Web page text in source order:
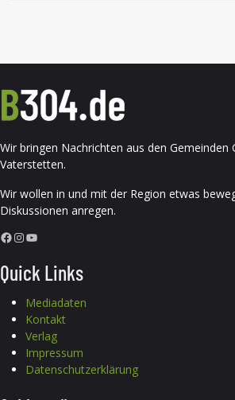
Wir bringen Nachrichten aus den Gemeinden
Vaterstetten.
Wir wollen in und mit der Region etwas
Diskussionen anregen.
Facebook InstagramYouTube
Quick Links
Mediadaten
Kontakt
Verlag
Impressum
Datenschutzerklärung